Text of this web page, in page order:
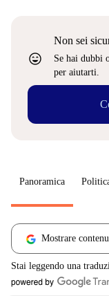
sentiment_very_satisfied
Non sei
Se hai dubbi
per aiutarti.
Panoramica
Mostrare
Stai leggendo una